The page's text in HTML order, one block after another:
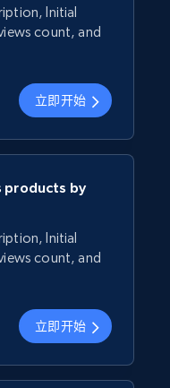
Initial
count, and
立即开始
products by
Initial
count, and
立即开始